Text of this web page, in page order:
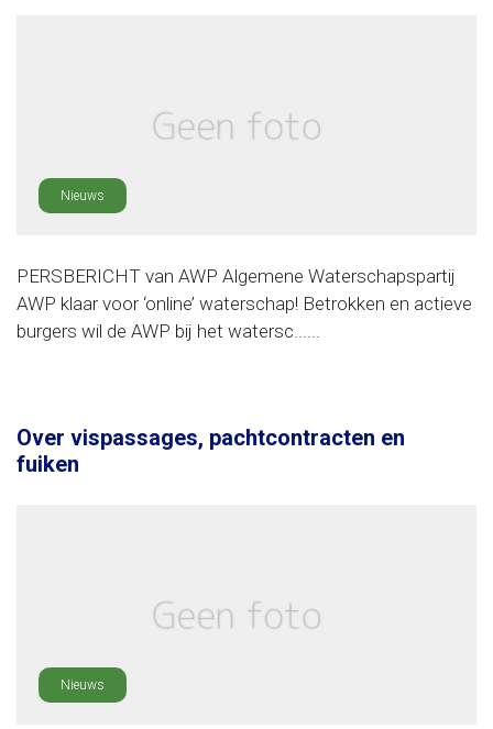
Nieuws
PERSBERICHT van AWP Algemene Waterschapspartij
AWP klaar voor ‘online’ waterschap! Betrokken en actieve
burgers wil de AWP bij het watersc......
Over vispassages, pachtcontracten en
fuiken
Nieuws